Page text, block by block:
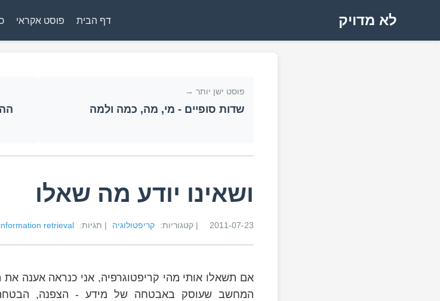
לא מדויק דף הבית פוסט אקראי
פוסט ישן יותר →
שדות סופיים - מי, מה, כמה ולמה
ושאינו יודע מה שאלו
2011-07-23 | קטגוריות: קריפטולוגיה | תגיות: retrieval
אם תשאלו אותי מהי קריפטוגרפיה, אני כנראה אענה
המחשב שעוסק באבטחה של מידע - הצפנה, הבטחת